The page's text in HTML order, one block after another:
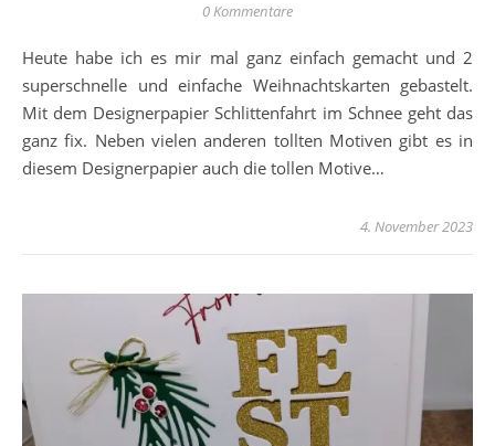
0 Kommentare
Heute habe ich es mir mal ganz einfach gemacht und 2
superschnelle und einfache Weihnachtskarten gebastelt.
Mit dem Designerpapier Schlittenfahrt im Schnee geht das
ganz fix. Neben vielen anderen tollten Motiven gibt es in
diesem Designerpapier auch die tollen Motive…
4. November 2023